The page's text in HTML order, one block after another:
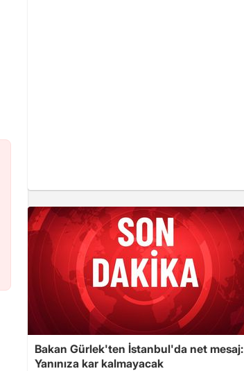
Bakan Gürlek'ten İstanbul'da net mesaj:
Yanınıza kar kalmayacak